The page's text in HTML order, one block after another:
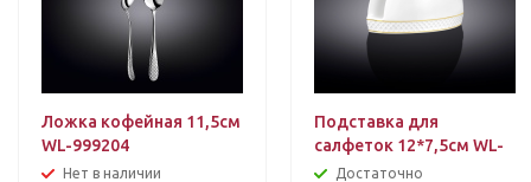
Ложка кофейная 11,5см
WL-999204
Нет в наличии
Подставка для
салфеток 12*7,5см WL-
880102901
Достаточно